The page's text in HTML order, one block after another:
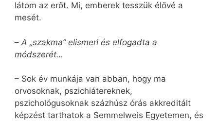
látom az erőt. Mi, emberek tesszük élővé a
mesét.
– A „szakma” elismeri és elfogadta a
módszerét…
– Sok év munkája van abban, hogy ma
orvosoknak, pszichiátereknek,
pszichológusoknak százhúsz órás akkreditált
képzést tarthatok a Semmelweis Egyetemen, és